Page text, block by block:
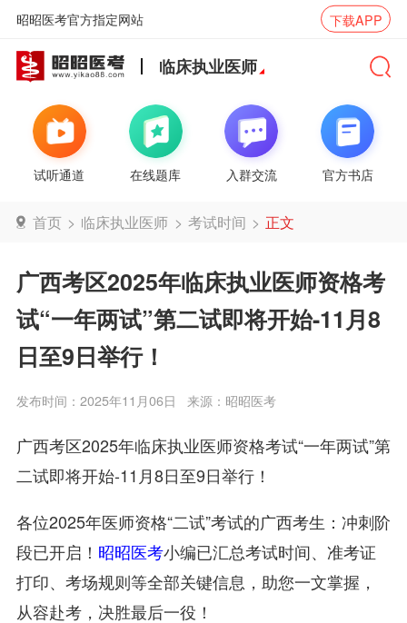
昭昭医考官方指定网站 下载APP
临床执业医师
试听通道 在线题库 入群交流 官方书店
首页 > 临床执业医师 > 考试时间 > 正文
广西考区2025年临床执业医师资格考
试“一年两试”第二试即将开始-11月8
日至9日举行！
发布时间：2025年11月06日 来源：昭昭医考
广西考区2025年临床执业医师资格考试“一年两试”第
二试即将开始-11月8日至9日举行！
各位2025年医师资格“二试”考试的广西考生：冲刺阶
段已开启！ 昭昭医考小编已汇总考试时间、准考证
打印、考场规则等全部关键信息，助您一文掌握，
从容赴考，决胜最后一役！